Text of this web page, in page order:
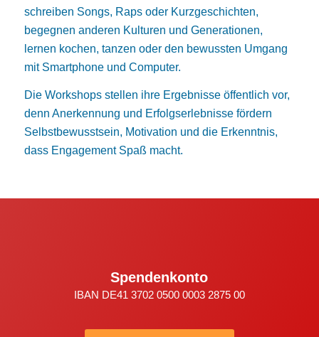
schreiben Songs, Raps oder Kurzgeschichten,
begegnen anderen Kulturen und Generationen,
lernen kochen, tanzen oder den bewussten Umgang
mit Smartphone und Computer.
Die Workshops stellen ihre Ergebnisse öffentlich vor,
denn Anerkennung und Erfolgserlebnisse fördern
Selbstbewusstsein, Motivation und die Erkenntnis,
dass Engagement Spaß macht.
Spendenkonto
IBAN DE41 3702 0500 0003 2875 00